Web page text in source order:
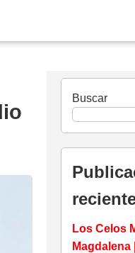
Buscar
Los Celos